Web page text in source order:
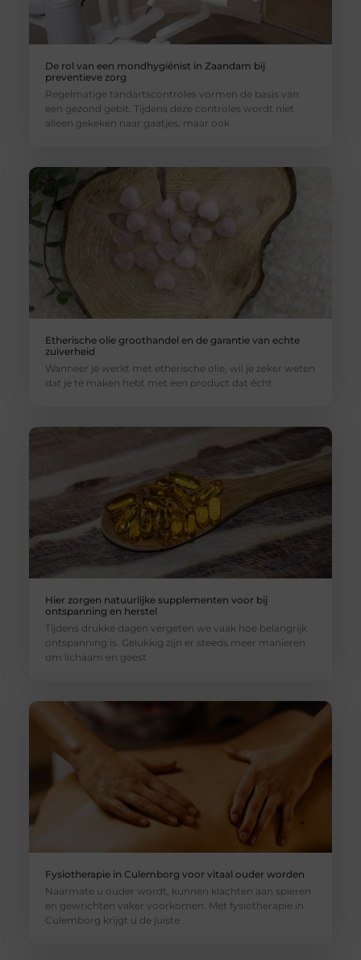
De rol van een mondhygiënist in Zaandam bij
preventieve zorg
Regelmatige tandartscontroles vormen de basis van
een gezond gebit. Tijdens deze controles wordt niet
alleen gekeken naar gaatjes, maar ook
Etherische olie groothandel en de garantie van echte
zuiverheid
Wanneer je werkt met etherische olie, wil je zeker weten
dat je te maken hebt met een product dat écht
Hier zorgen natuurlijke supplementen voor bij
ontspanning en herstel
Tijdens drukke dagen vergeten we vaak hoe belangrijk
ontspanning is. Gelukkig zijn er steeds meer manieren
om lichaam en geest
Fysiotherapie in Culemborg voor vitaal ouder worden
Naarmate u ouder wordt, kunnen klachten aan spieren
en gewrichten vaker voorkomen. Met fysiotherapie in
Culemborg krijgt u de juiste